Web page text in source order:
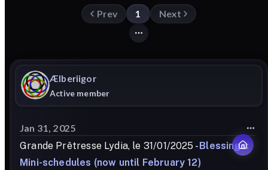
Prev 1 Next
Ælberiigor
Active member
Jan 31, 2025
Grande Prêtresse Lydia, le 31/01/2025 - Blessings:
Mini-schedules (now until February 12)